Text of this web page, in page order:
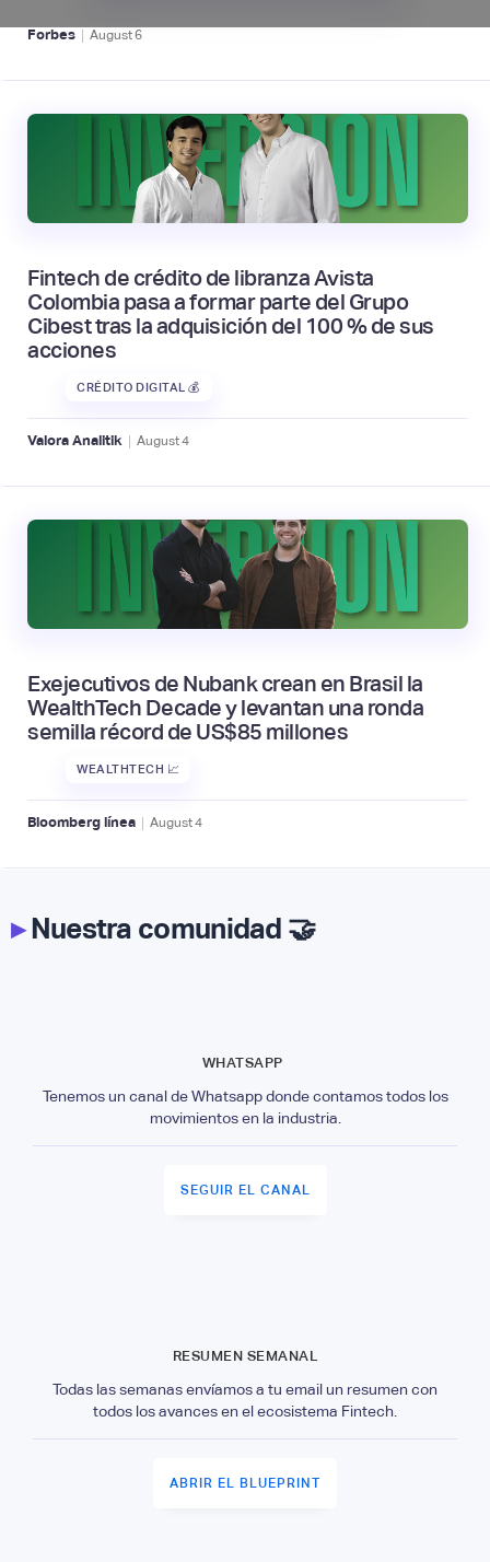
Forbes | August6
Fintech de crédito de libranza Avista
Colombia pasa a formar parte del Grupo
Cibest tras la adquisición del 100 % de sus
acciones
CRÉDITO DIGITAL 💰
Valora Analitik | August4
Exejecutivos de Nubank crean en Brasil la
WealthTech Decade y levantan una ronda
semilla récord de US$85 millones
WEALTHTECH 📈
Bloomberg línea | August4
▸Nuestra comunidad 🤝
WHATSAPP
Tenemos un canal de Whatsapp donde contamos todos los
movimientos en la industria.
SEGUIR EL CANAL
RESUMEN SEMANAL
Todas las semanas envíamos a tu email un resumen con
todos los avances en el ecosistema Fintech.
ABRIR EL BLUEPRINT